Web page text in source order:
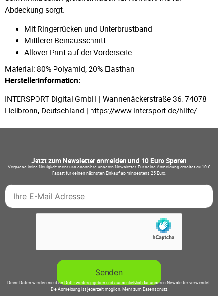
Abdeckung sorgt.
Mit Ringerrücken und Unterbrustband
Mittlerer Beinausschnitt
Allover-Print auf der Vorderseite
Material: 80% Polyamid, 20% Elasthan
Herstellerinformation:
INTERSPORT Digital GmbH | Wannenäckerstraße 36, 74078
Heilbronn, Deutschland | https://www.intersport.de/hilfe/
Jetzt zum Newsletter anmelden und 10 Euro Sparen
Verpasse keine Neuigkeit mehr und abonniere unseren Newsletter. Für deine Anmeldung erhältst du 10 €
Rabatt für deinen nächsten Einkauf ab mindestens 25 Euro.
Deine Daten werden nicht an Dritte weitergegeben und ausschließlich für unseren Newsletter verwendet.
Die Abmeldung ist jederzeit möglich.Mehr zum Datenschutz